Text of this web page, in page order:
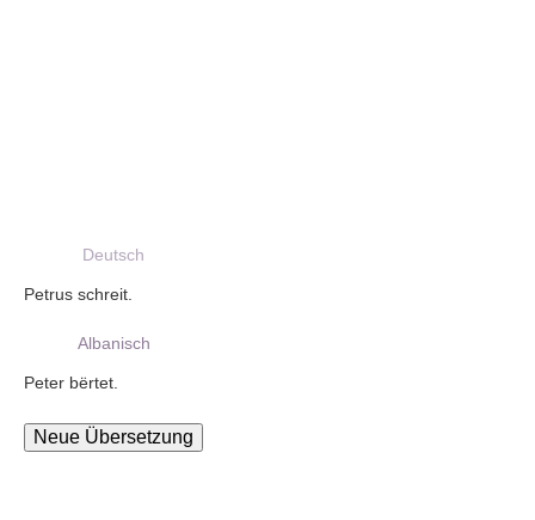
Deutsch
Petrus schreit.
Albanisch
Peter bërtet.